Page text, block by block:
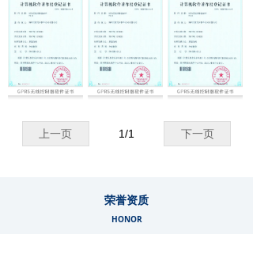
荣誉资质
HONOR
上一页 下一页
1/1